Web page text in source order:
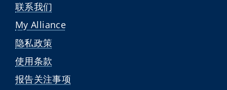
联系我们
My Alliance
隐私政策
使用条款
报告关注事项